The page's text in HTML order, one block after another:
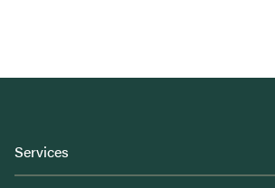
Services